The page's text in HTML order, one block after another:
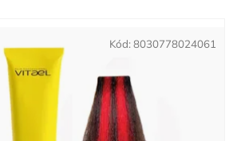
Kód: 8030778024061